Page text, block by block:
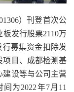
）刊登首次公
发行股票2110万
行募集资金扣除发
项目、成都检测基
建设等与公司主营
为2022年7月11